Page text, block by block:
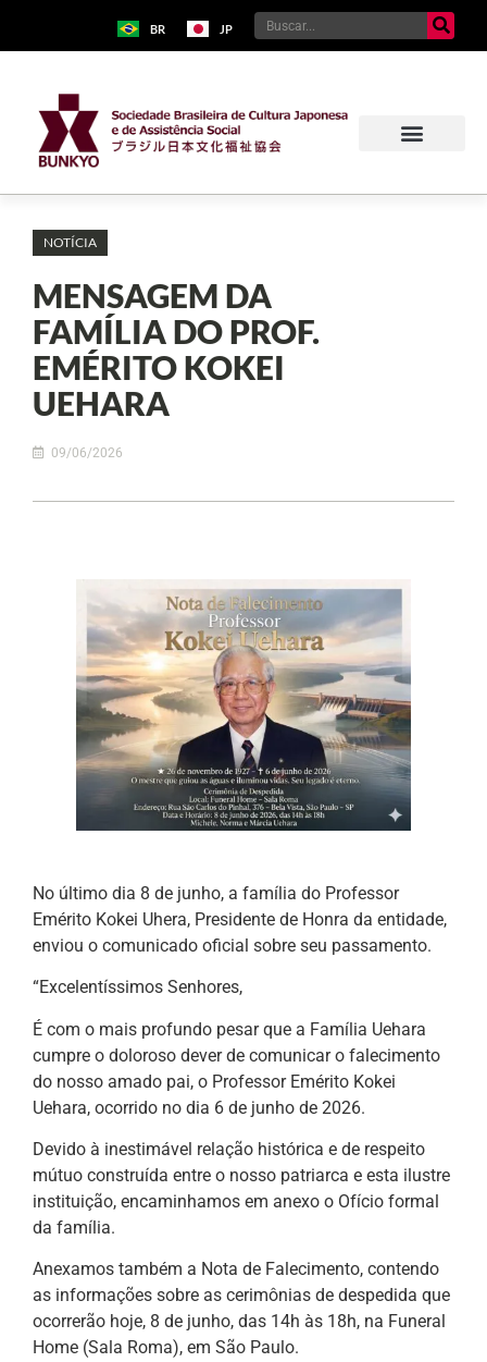
BR JP
NOTÍCIA
MENSAGEM DA
FAMÍLIA DO PROF.
EMÉRITO KOKEI
UEHARA
09/06/2026
No último dia 8 de junho, a família do Professor
Emérito Kokei Uhera, Presidente de Honra da entidade,
enviou o comunicado oficial sobre seu passamento.
“Excelentíssimos Senhores,
É com o mais profundo pesar que a Família Uehara
cumpre o doloroso dever de comunicar o falecimento
do nosso amado pai, o Professor Emérito Kokei
Uehara, ocorrido no dia 6 de junho de 2026.
Devido à inestimável relação histórica e de respeito
mútuo construída entre o nosso patriarca e esta ilustre
instituição, encaminhamos em anexo o Ofício formal
da família.
Anexamos também a Nota de Falecimento, contendo
as informações sobre as cerimônias de despedida que
ocorrerão hoje, 8 de junho, das 14h às 18h, na Funeral
Home (Sala Roma), em São Paulo.